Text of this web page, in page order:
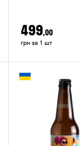
499,00
грн за 1 шт